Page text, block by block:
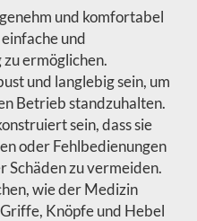
und komfortabel
und
ermöglichen.
und langlebig sein, um
Betrieb standzuhalten.
sein, dass sie
oder Fehlbedienungen
Schäden zu vermeiden.
wie der Medizin
Knöpfe und Hebel